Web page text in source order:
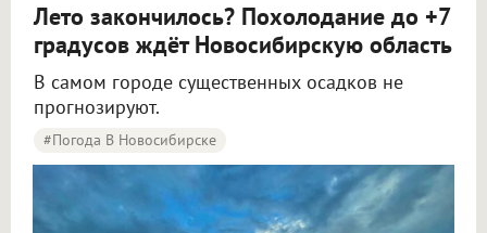
Лето закончилось? Похолодание до +7
градусов ждёт Новосибирскую область
В самом городе существенных осадков не
прогнозируют.
#Погода В Новосибирске